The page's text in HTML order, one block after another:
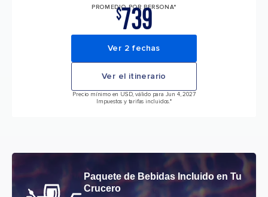
PROMEDIO POR PERSONA*
$739
Ver 2 fechas
Ver el itinerario
Precio mínimo en USD, válido para Jun 4, 2027
Impuestos y tarifas incluidos.*
Paquete de Bebidas Incluido en Tu
Crucero